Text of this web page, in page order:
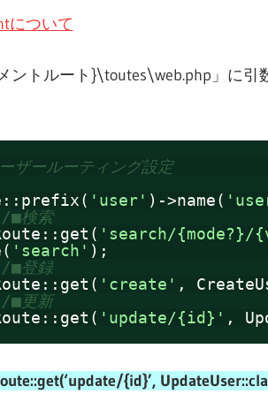
について
ントルート}\toutes\web.php」に
ザールーティング設定
'user' )->name(
■検索
'search/{mode?}/
'search' );
■登録
'create' ,
■更新
'update/{id}' ,
{id}’,